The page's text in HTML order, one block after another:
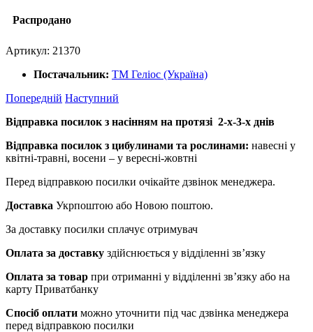
Распродано
Артикул: 21370
Постачальник: ТМ Геліос (Україна)
Попередній Наступний
Відправка посилок з насінням на протязі 2-х-3-х днів
Відправка посилок з цибулинами та рослинами: навесні у
квітні-травні, восени – у вересні-жовтні
Перед відправкою посилки очікайте дзвінок менеджера.
Доставка Укрпоштою або Новою поштою.
За доставку посилки сплачує отримувач
Оплата за доставку здійснюється у відділенні зв’язку
Оплата за товар при отриманні у відділенні зв’язку або на
карту Приватбанку
Спосіб оплати можно уточнити під час дзвінка менеджера
перед відправкою посилки